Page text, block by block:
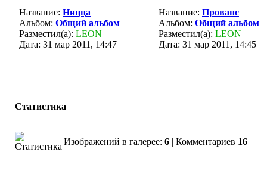
Название: Ницца
Альбом: Общий альбом
Разместил(а): LEON
Дата: 31 мар 2011, 14:47
Название: Прованс
Альбом: Общий альбом
Разместил(а): LEON
Дата: 31 мар 2011, 14:45
Статистика
Изображений в галерее: 6 | Комментариев 16